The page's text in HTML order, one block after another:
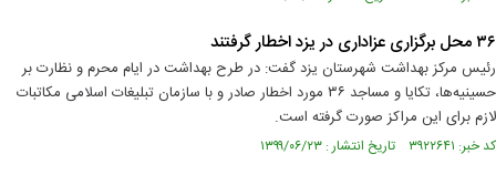
۳۶ محل برگزاری عزاداری در یزد اخطار گرفتند
رئیس مرکز بهداشت شهرستان یزد گفت: در طرح بهداشت در ایام محرم و نظارت بر
حسینیه‌ها، تکایا و مساجد ۳۶ مورد اخطار صادر و با سازمان تبلیغات اسلامی مکاتبات
لازم برای این مراکز صورت گرفته است.
کد خبر: ۳۹۲۲۶۴۱ تاریخ انتشار : ۱۳۹۹/۰۶/۲۳